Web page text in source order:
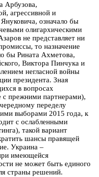
Арбузова,
агрессивной и
означало бы
олигархическими
не представляет ни
то назначение
бы Рината Ахметова,
Виктора Пинчука и
негласной войны
президента. Зная
в вопросах
с прежними партнерами),
переделу
выборами 2015 года, к
с ослабленными
такой вариант
шансы правящей
Украина –
имеющейся
не может быть единого
страны решений.